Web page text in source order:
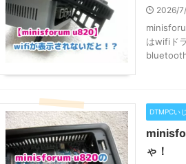
2026/
はwifiド
DTMPCい
ゃ！